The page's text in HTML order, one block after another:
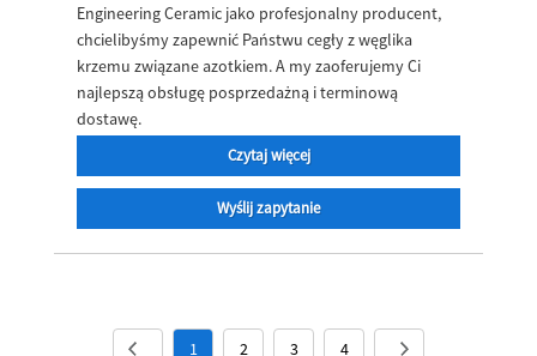
Engineering Ceramic jako profesjonalny producent,
chcielibyśmy zapewnić Państwu cegły z węglika
krzemu związane azotkiem. A my zaoferujemy Ci
najlepszą obsługę posprzedażną i terminową
dostawę.
Czytaj więcej
Wyślij zapytanie
1 2 3 4